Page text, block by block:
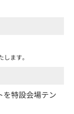
ます。
を特設会場テン